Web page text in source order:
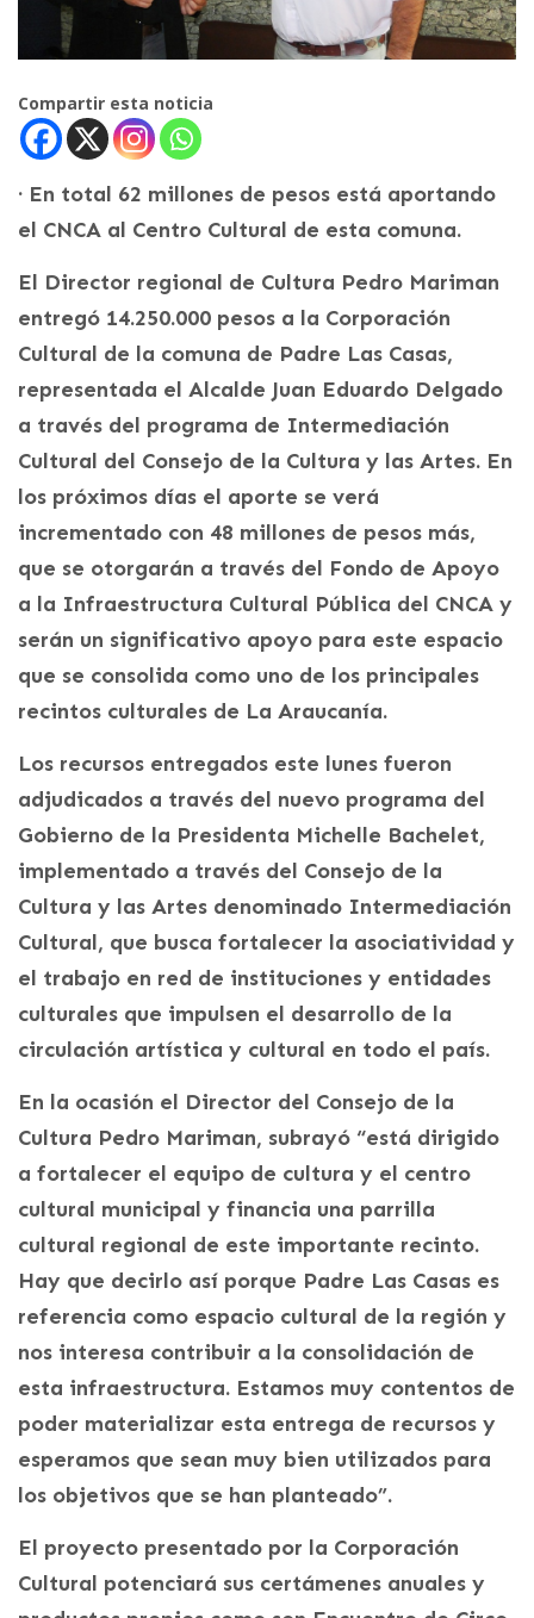
Compartir esta noticia
· En total 62 millones de pesos está aportando
el CNCA al Centro Cultural de esta comuna.
El Director regional de Cultura Pedro Mariman
entregó 14.250.000 pesos a la Corporación
Cultural de la comuna de Padre Las Casas,
representada el Alcalde Juan Eduardo Delgado
a través del programa de Intermediación
Cultural del Consejo de la Cultura y las Artes. En
los próximos días el aporte se verá
incrementado con 48 millones de pesos más,
que se otorgarán a través del Fondo de Apoyo
a la Infraestructura Cultural Pública del CNCA y
serán un significativo apoyo para este espacio
que se consolida como uno de los principales
recintos culturales de La Araucanía.
Los recursos entregados este lunes fueron
adjudicados a través del nuevo programa del
Gobierno de la Presidenta Michelle Bachelet,
implementado a través del Consejo de la
Cultura y las Artes denominado Intermediación
Cultural, que busca fortalecer la asociatividad y
el trabajo en red de instituciones y entidades
culturales que impulsen el desarrollo de la
circulación artística y cultural en todo el país.
En la ocasión el Director del Consejo de la
Cultura Pedro Mariman, subrayó “está dirigido
a fortalecer el equipo de cultura y el centro
cultural municipal y financia una parrilla
cultural regional de este importante recinto.
Hay que decirlo así porque Padre Las Casas es
referencia como espacio cultural de la región y
nos interesa contribuir a la consolidación de
esta infraestructura. Estamos muy contentos de
poder materializar esta entrega de recursos y
esperamos que sean muy bien utilizados para
los objetivos que se han planteado”.
El proyecto presentado por la Corporación
Cultural potenciará sus certámenes anuales y